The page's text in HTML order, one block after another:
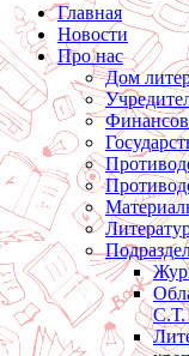
Главная
Новости
Про нас
Дом
С.Т.